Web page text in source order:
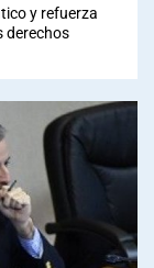
y refuerza
derechos